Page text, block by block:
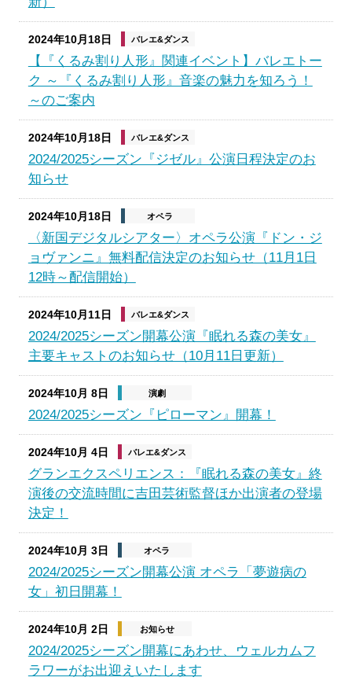
2024年10月18日 バレエ&ダンス
【『くるみ割り人形』関連イベント】バレエトー
ク ～『くるみ割り人形』音楽の魅力を知ろう！
～のご案内
2024年10月18日 バレエ&ダンス
2024/2025シーズン『ジゼル』公演日程決定のお
知らせ
2024年10月18日 オペラ
〈新国デジタルシアター〉オペラ公演『ドン・ジ
ョヴァンニ』無料配信決定のお知らせ（11月1日
12時～配信開始）
2024年10月11日 バレエ&ダンス
2024/2025シーズン開幕公演『眠れる森の美女』
主要キャストのお知らせ（10月11日更新）
2024年10月 8日 演劇
2024/2025シーズン『ピローマン』開幕！
2024年10月 4日 バレエ&ダンス
グランエクスペリエンス：『眠れる森の美女』終
演後の交流時間に吉田芸術監督ほか出演者の登場
決定！
2024年10月 3日 オペラ
2024/2025シーズン開幕公演 オペラ「夢遊病の
女」初日開幕！
2024年10月 2日 お知らせ
2024/2025シーズン開幕にあわせ、ウェルカムフ
ラワーがお出迎えいたします